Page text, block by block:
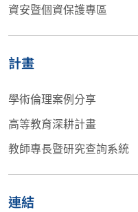
資安暨個資保護專區
計畫
學術倫理案例分享
高等教育深耕計畫
教師專長暨研究查詢系統
連結